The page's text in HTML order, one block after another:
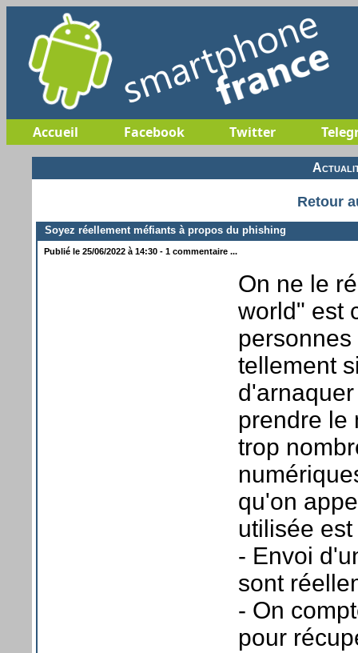
Accueil Facebook Twitter
Retour
Soyez réellement méfiants à propos du phishing
Publié le 25/06/2022 à 14:30 - 1 commentaire ...
On ne le
world" est
tellement
prendre le
trop
qu'on
utilisée
- Envoi
sont
- On
pour